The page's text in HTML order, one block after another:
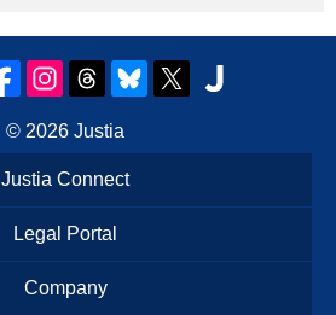
© 2026 Justia
Justia Connect
Legal Portal
Company